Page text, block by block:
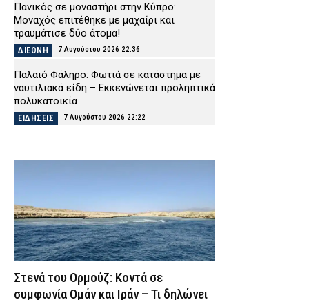
Πανικός σε μοναστήρι στην Κύπρο:
Μοναχός επιτέθηκε με μαχαίρι και
τραυμάτισε δύο άτομα!
ΔΙΕΘΝΗ 7 Αυγούστου 2026 22:36
Παλαιό Φάληρο: Φωτιά σε κατάστημα με
ναυτιλιακά είδη – Εκκενώνεται προληπτικά
πολυκατοικία
ΕΙΔΗΣΕΙΣ 7 Αυγούστου 2026 22:22
Σκιάθος: «Με ξυλοκόπησαν και με άφησαν
αιμόφυρτο στο δρόμο» – Άγριος καβγάς με
λοστάρια, μαχαίρια και σφυριά
ΔΙΚΑΙΟΣΥΝΗ 7 Αυγούστου 2026 21:53
Εξαφάνιση 15χρονου στην Αθήνα: Τι
αναφέρει το «Χαμόγελο του Παιδιού»
Στενά του Ορμούζ: Κοντά σε
συμφωνία Ομάν και Ιράν – Τι δηλώνει